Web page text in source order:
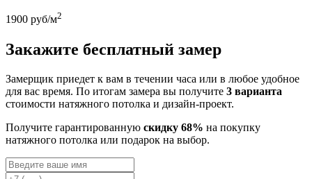
1900 руб/м2
Закажите бесплатный замер
Замерщик приедет к вам в течении часа или в любое удобное
для вас время. По итогам замера вы получите 3 варианта
стоимости натяжного потолка и дизайн-проект.
Получите гарантированную скидку 68% на покупку
натяжного потолка или подарок на выбор.